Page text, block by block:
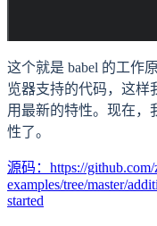
这个就是 babel 的工作
览器支持的代码，这样
用最新的特性。现在，
性了。
源码：https://
examples/tree/master/
started